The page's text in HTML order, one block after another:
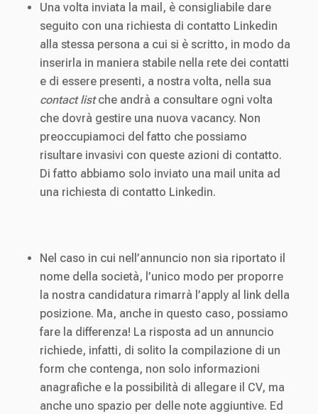
Una volta inviata la mail, è consigliabile dare
seguito con una richiesta di contatto Linkedin
alla stessa persona a cui si è scritto, in modo da
inserirla in maniera stabile nella rete dei contatti
e di essere presenti, a nostra volta, nella sua
contact listche andrà a consultare ogni volta
che dovrà gestire una nuova vacancy. Non
preoccupiamoci del fatto che possiamo
risultare invasivi con queste azioni di contatto.
Di fatto abbiamo solo inviato una mail unita ad
una richiesta di contatto Linkedin.
Nel caso in cui nell’annuncio non sia riportato il
nome della società, l’unico modo per proporre
la nostra candidatura rimarrà l’apply al link della
posizione. Ma, anche in questo caso, possiamo
fare la differenza! La risposta ad un annuncio
richiede, infatti, di solito la compilazione di un
form che contenga, non solo informazioni
anagrafiche e la possibilità di allegare il CV, ma
anche uno spazio per delle note aggiuntive. Ed